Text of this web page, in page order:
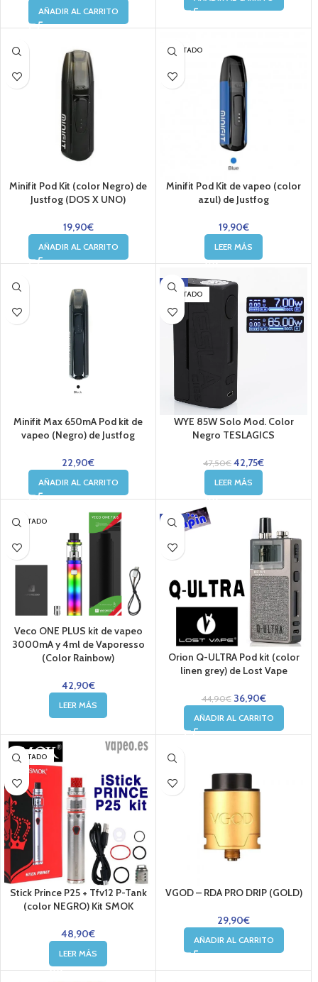
AÑADIR AL CARRITO
Minifit Pod Kit (color Negro) de
Justfog (DOS X UNO)
19,90€
AÑADIR AL CARRITO
AGOTADO
Minifit Pod Kit de vapeo (color
azul) de Justfog
19,90€
LEER MÁS
Minifit Max 650mA Pod kit de
vapeo (Negro) de Justfog
22,90€
AÑADIR AL CARRITO
-10%
AGOTADO
WYE 85W Solo Mod. Color
Negro TESLAGICS
47,50€ 42,75€
LEER MÁS
AGOTADO
Veco ONE PLUS kit de vapeo
3000mA y 4ml de Vaporesso
(Color Rainbow)
42,90€
LEER MÁS
-18%
Orion Q-ULTRA Pod kit (color
linen grey) de Lost Vape
44,90€ 36,90€
AÑADIR AL CARRITO
AGOTADO
Stick Prince P25 + Tfv12 P-Tank
(color NEGRO) Kit SMOK
48,90€
LEER MÁS
VGOD – RDA PRO DRIP (GOLD)
29,90€
AÑADIR AL CARRITO